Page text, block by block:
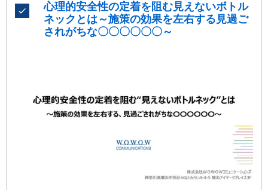
心理的安全性の定着を阻む見えないボトル
ネックとは～施策の効果を左右する見過ご
されがちな〇〇〇〇〇〇～